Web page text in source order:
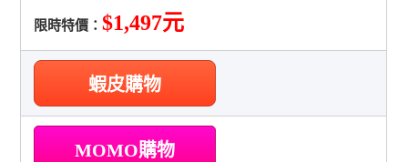
限時特價：$1,497元
蝦皮購物
MOMO購物